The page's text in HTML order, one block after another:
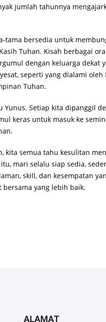
jumlah tahunnya
bersedia untuk
Tuhan. Kisah berbagai
dengan keluarga dekat
seperti yang dialami
Tuhan.
Setiap kita dipanggil
keras untuk masuk ke
semua tahu kesulitan
mari selalu siap sedia,
skill, dan kesempatan
yang lebih baik.
ALAMAT